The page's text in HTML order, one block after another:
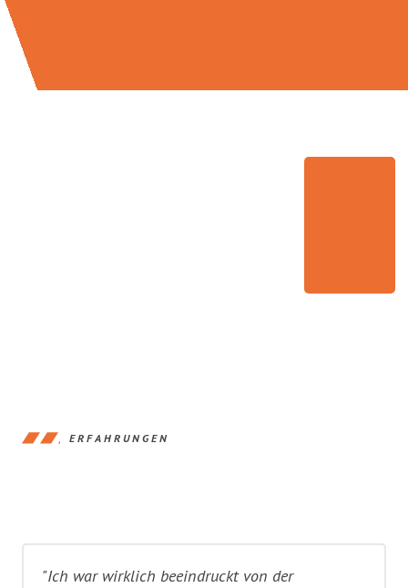
ERFAHRUNGEN
"Ich war wirklich beeindruckt von der